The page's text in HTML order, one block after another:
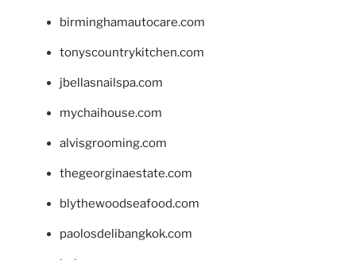
birminghamautocare.com
tonyscountrykitchen.com
jbellasnailspa.com
mychaihouse.com
alvisgrooming.com
thegeorginaestate.com
blythewoodseafood.com
paolosdelibangkok.com